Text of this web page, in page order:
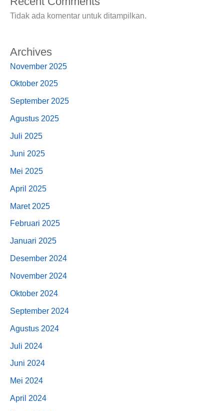
Tidak ada komentar untuk ditampilkan.
Archives
November 2025
Oktober 2025
September 2025
Agustus 2025
Juli 2025
Juni 2025
Mei 2025
April 2025
Maret 2025
Februari 2025
Januari 2025
Desember 2024
November 2024
Oktober 2024
September 2024
Agustus 2024
Juli 2024
Juni 2024
Mei 2024
April 2024